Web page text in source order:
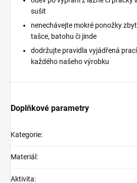
sušit
nenechávejte mokré ponožky
tašce, batohu či jinde
dodržujte pravidla vyjádřená
každého našeho výrobku
Doplňkové parametry
Kategorie:
Materiál :
Aktivita: